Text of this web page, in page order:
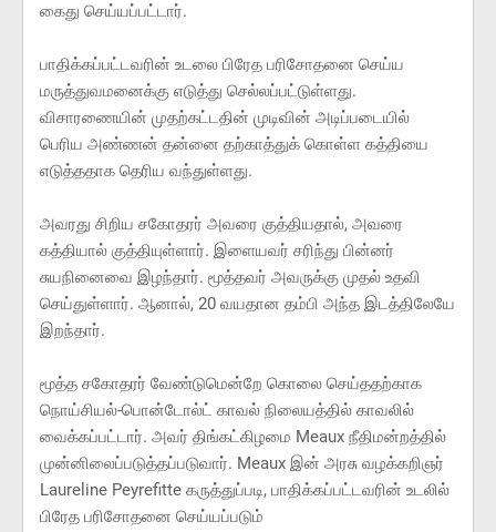
கைது செய்யப்பட்டார்.
பாதிக்கப்பட்டவரின் உடலை பிரேத பரிசோதனை செய்ய
மருத்துவமனைக்கு எடுத்து செல்லப்பட்டுள்ளது.
விசாரணையின் முதற்கட்டதின் முடிவின் அடிப்படையில்
பெரிய அண்ணன் தன்னை தற்காத்துக் கொள்ள கத்தியை
எடுத்ததாக தெரிய வந்துள்ளது.
அவரது சிறிய சகோதரர் அவரை குத்தியதால், அவரை
கத்தியால் குத்தியுள்ளார். இளையவர் சரிந்து பின்னர்
சுயநினைவை இழந்தார். மூத்தவர் அவருக்கு முதல் உதவி
செய்துள்ளார். ஆனால், 20 வயதான தம்பி அந்த இடத்திலேயே
இறந்தார்.
மூத்த சகோதரர் வேண்டுமென்றே கொலை செய்ததற்காக
நொய்சியல்-பொன்டோல்ட் காவல் நிலையத்தில் காவலில்
வைக்கப்பட்டார். அவர் திங்கட்கிழமை Meaux நீதிமன்றத்தில்
முன்னிலைப்படுத்தப்படுவார். Meaux இன் அரசு வழக்கறிஞர்
Laureline Peyrefitte கருத்துப்படி, பாதிக்கப்பட்டவரின் உடலில்
பிரேத பரிசோதனை செய்யப்படும்